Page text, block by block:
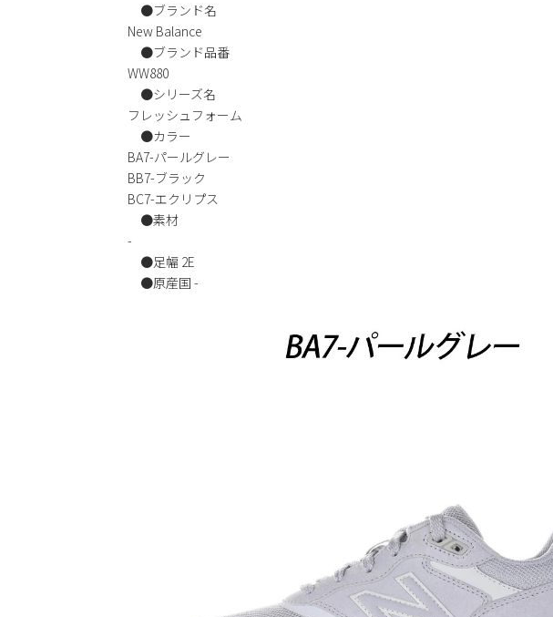
●ブランド名
New Balance
●ブランド品番
WW880
●シリーズ名
フレッシュフォーム
●カラー
BA7-パールグレー
BB7-ブラック
BC7-エクリプス
●素材
-
●足幅 2E
●原産国 -